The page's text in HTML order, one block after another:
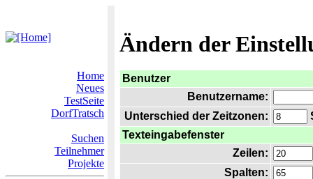
Ändern der
Home
Neues
TestSeite
DorfTratsch
Suchen
Teilnehmer
Projekte
Benutzer
Benutzername:
Unterschied der Zeitzonen:
Texteingabefenster
Zeilen:
Spalten: